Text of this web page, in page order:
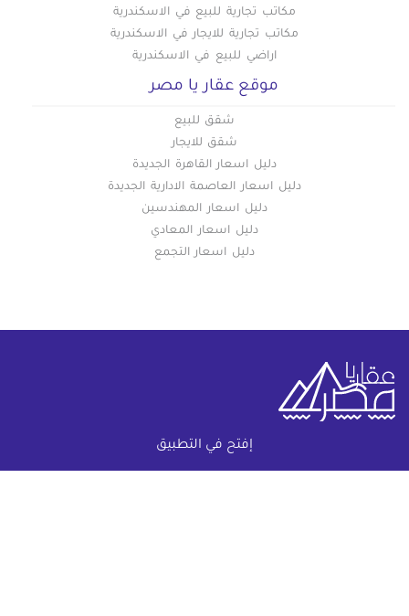
إفتح في التطبيق
مكاتب تجارية للبيع في الاسكندرية
مكاتب تجارية للايجار في الاسكندرية
اراضي للبيع في الاسكندرية
موقع عقار يا مصر
شقق للبيع
شقق للايجار
دليل اسعار القاهرة الجديدة
دليل اسعار العاصمة الادارية الجديدة
دليل اسعار المهندسين
دليل اسعار المعادي
دليل اسعار التجمع